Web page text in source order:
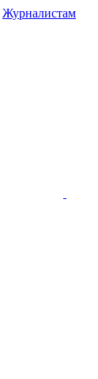
Журналистам